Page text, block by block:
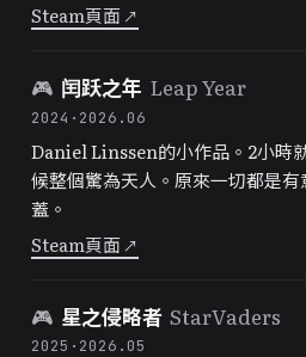
Steam頁面 ↗
🎮 闰跃之年 Leap Year
2024 · 2026.06
Daniel Linssen的小作品。2小時
候整個驚為天人。原來一切都是
蓋。
Steam頁面 ↗
🎮 星之侵略者 StarVaders
2025 · 2026.05